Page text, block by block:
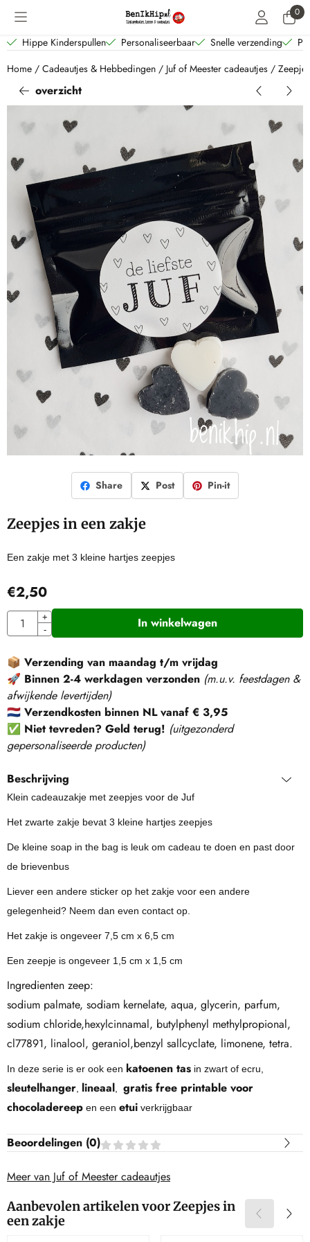
Cookievoorkeuren zijn beschikbaar. Kies instellingen of sta alle 0
Hippe Kinderspullen Personaliseerbaar Snelle verzending
Home / Cadeautjes & Hebbedingen / Juf of Meester cadeautjes /
overzicht
Share Post Pin-it
Zeepjes in een zakje
Een zakje met 3 kleine hartjes zeepjes
€2,50
Aantal
+
-
In winkelwagen
📦 Verzending van maandag t/m vrijdag
🚀 Binnen 2-4 werkdagen verzonden (m.u.v. feestdagen &
afwijkende levertijden)
🇳🇱 Verzendkosten binnen NL vanaf € 3,95
✅ Niet tevreden? Geld terug! (uitgezonderd
gepersonaliseerde producten)
Beschrijving
Klein cadeauzakje met zeepjes voor de Juf
Het zwarte zakje bevat 3 kleine hartjes zeepjes
De kleine soap in the bag is leuk om cadeau te doen en past door
de brievenbus
Liever een andere sticker op het zakje voor een andere
gelegenheid? Neem dan even contact op.
Het zakje is ongeveer 7,5 cm x 6,5 cm
Een zeepje is ongeveer 1,5 cm x 1,5 cm
Ingredienten zeep:
sodium palmate, sodiam kernelate, aqua, glycerin, parfum,
sodium chloride,hexylcinnamal, butylphenyl methylpropional,
cl77891, linalool, geraniol,benzyl sallcyclate, limonene, tetra.
In deze serie is er ook een katoenen tas in zwart of ecru,
sleutelhanger lineaal gratis free printable voor
chocoladereep en een etui verkrijgbaar
Beoordelingen (0)
Meer van Juf of Meester cadeautjes
Aanbevolen artikelen voorZeepjes in
een zakje